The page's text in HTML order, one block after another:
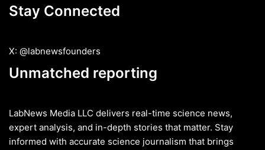
Stay Connected
X: @labnewsfounders
Unmatched reporting
LabNews Media LLC delivers real-time science news,
expert analysis, and in-depth stories that matter. Stay
informed with accurate science journalism that brings